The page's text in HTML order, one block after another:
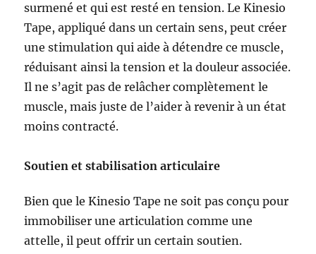
surmené et qui est resté en tension. Le Kinesio
Tape, appliqué dans un certain sens, peut créer
une stimulation qui aide à détendre ce muscle,
réduisant ainsi la tension et la douleur associée.
Il ne s’agit pas de relâcher complètement le
muscle, mais juste de l’aider à revenir à un état
moins contracté.
Soutien et stabilisation articulaire
Bien que le Kinesio Tape ne soit pas conçu pour
immobiliser une articulation comme une
attelle, il peut offrir un certain soutien.